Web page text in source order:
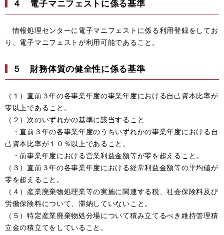
４ 電子マニフェストに係る基準
情報処理センターに電子マニフェストに係る利用登録をしてお
り、電子マニフェストが利用可能であること。
５ 財務体質の健全性に係る基準
（１）直前３年の各事業年度の事業年度における自己資本比率が
零以上であること。
（２）次のいずれかの基準に該当すること
・直前３年の各事業年度のうちいずれかの事業年度における自
己資本比率が１０％以上であること。
・前事業年度における営業利益金額等が零を超えること。
（３）直前３年の各事業年度における経常利益金額等の平均値が
零を超えること。
（４）産業廃棄物処理業等の実施に関連する税、社会保険料及び
労働保険料について、滞納していないこと。
（５）特定産業廃棄物処分場について積み立てるべき維持管理積
立金の積立てをしていること。